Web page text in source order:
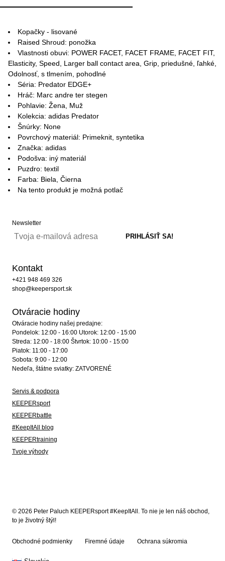
Kopačky - lisované
Raised Shroud: ponožka
Vlastnosti obuvi: POWER FACET, FACET FRAME, FACET FIT,
Elasticity, Speed, Larger ball contact area, Grip, priedušné, ľahké,
Odolnosť, s tlmením, pohodlné
Séria: Predator EDGE+
Hráč: Marc andre ter stegen
Pohlavie: Žena, Muž
Kolekcia: adidas Predator
Šnúrky: None
Povrchový materiál: Primeknit, syntetika
Značka: adidas
Podošva: iný materiál
Puzdro: textil
Farba: Biela, Čierna
Na tento produkt je možná potlač
Newsletter
Kontakt
+421 948 469 326
shop@keepersport.sk
Otváracie hodiny
Otváracie hodiny našej predajne:
Pondelok: 12:00 - 16:00 Utorok: 12:00 - 15:00
Streda: 12:00 - 18:00 Štvrtok: 10:00 - 15:00
Piatok: 11:00 - 17:00
Sobota: 9:00 - 12:00
Nedeľa, štátne sviatky: ZATVORENÉ
Servis & podpora
KEEPERsport
KEEPERbattle
#KeepItAll blog
KEEPERtraining
Tvoje výhody
© 2026 Peter Paluch KEEPERsport #KeepItAll. To nie je len náš obchod,
to je životný štýl!
Obchodné podmienky Firemné údaje Ochrana súkromia